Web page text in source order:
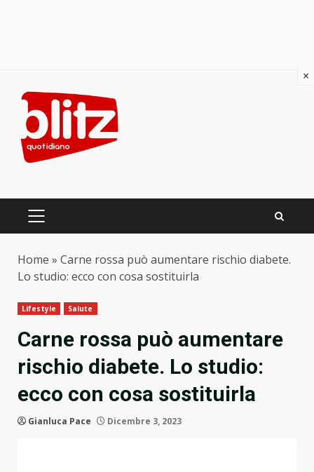
content
PRIMARY
Home » Carne rossa può aumentare rischio diabete.
Lo studio: ecco con cosa sostituirla
Lifestyle Salute
Carne rossa può aumentare
rischio diabete. Lo studio:
ecco con cosa sostituirla
Gianluca Pace Dicembre 3, 2023
×